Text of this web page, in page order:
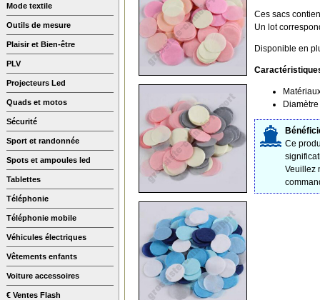
Mode textile
Outils de mesure
Plaisir et Bien-être
PLV
Projecteurs Led
Quads et motos
Sécurité
Sport et randonnée
Spots et ampoules led
Tablettes
Téléphonie
Téléphonie mobile
Véhicules électriques
Vêtements enfants
Voiture accessoires
€ Ventes Flash
Ces sacs
Un lot
Disponible en
Diamètre
Ce
Veuillez